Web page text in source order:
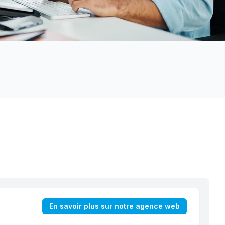
En savoir plus sur notre agence web